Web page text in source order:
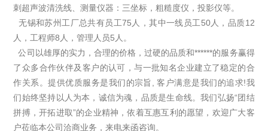
刺超声波清洗线、测量仪器：三坐标，粗糙度仪，投影仪等。
无锡和苏州工厂总共有员工75人，其中一线员工50人，品质12
人，工程师8人，管理人员5人。
公司以雄厚的实力，合理的价格，过硬的品质和******的服务赢得
了众多合作伙伴及客户的认可，与一批知名企业建立了稳定的合
作关系。提供优质服务是我们的宗旨, 客户满意是我们的追求!我
们始终坚持以人为本，诚信为魂，品质是生命线。我们弘扬“团结
拼搏，开拓进取”的企业精神，依着互惠互利的愿望，欢迎广大客
户莅临本公司洽商业务，来电来函咨询。